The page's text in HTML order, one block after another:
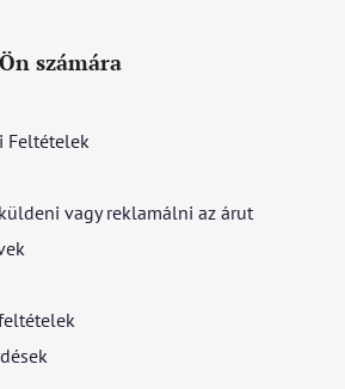
számára
Feltételek
vagy reklamálni az árut